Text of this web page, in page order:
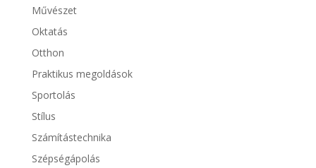
Művészet
Oktatás
Otthon
Praktikus megoldások
Sportolás
Stílus
Számítástechnika
Szépségápolás